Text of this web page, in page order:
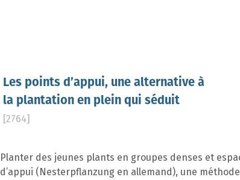
Les points d’appui, une alternative à
la plantation en plein qui séduit
[2764]
Planter des jeunes plants en groupes denses et
d’appui (Nesterpflanzung en allemand), une